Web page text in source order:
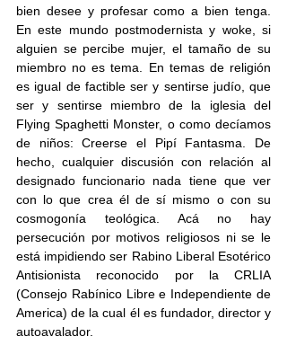
bien desee y profesar como a bien tenga.
En este mundo postmodernista y woke, si
alguien se percibe mujer, el tamaño de su
miembro no es tema. En temas de religión
es igual de factible ser y sentirse judío, que
ser y sentirse miembro de la iglesia del
Flying Spaghetti Monster, o como decíamos
de niños: Creerse el Pipí Fantasma. De
hecho, cualquier discusión con relación al
designado funcionario nada tiene que ver
con lo que crea él de sí mismo o con su
cosmogonía teológica. Acá no hay
persecución por motivos religiosos ni se le
está impidiendo ser Rabino Liberal Esotérico
Antisionista reconocido por la CRLIA
(Consejo Rabínico Libre e Independiente de
America) de la cual él es fundador, director y
autoavalador.